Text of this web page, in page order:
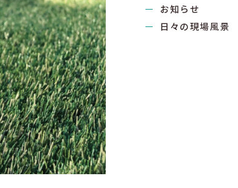
お知らせ
日々の現場風景